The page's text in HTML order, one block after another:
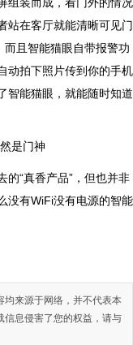
站在客厅就能清晰可见门
且智能猫眼自带报警功
动拍下照片传到你的手机
智能猫眼，就能随时知道
的“真香产品”，但也并非
没有WiFi没有电源的智能
均来源于网络，并不代表本
信息侵害了您的权益，请与